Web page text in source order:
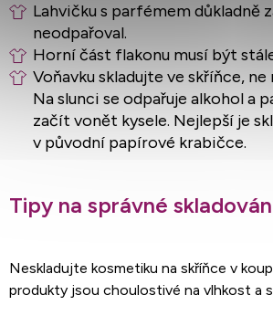
Lahvičku s parfémem důkladně
neodpařoval.
Horní část flakonu musí být
Voňavku skladujte ve skříňce,
Na slunci se odpařuje alkohol a
začít vonět kysele. Nejlepší je
v původní papírové krabičce.
Tipy na správné
Neskladujte kosmetiku na skříňce v
produkty jsou choulostivé na vlhkost a